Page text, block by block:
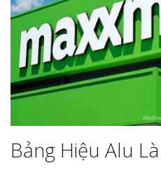
Bảng Hiệu Alu